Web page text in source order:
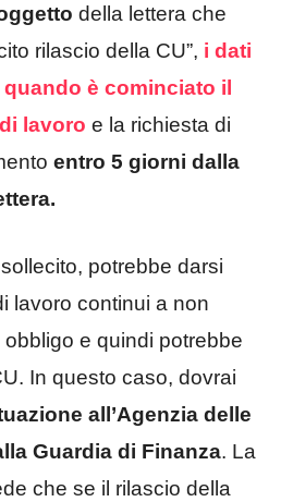
della lettera che
rilascio della CU”, i dati
quando è cominciato il
lavoro e la richiesta di
entro 5 giorni dalla
potrebbe darsi
lavoro continui a non
e quindi potrebbe
In questo caso, dovrai
all’Agenzia delle
Guardia di Finanza. La
che se il rilascio della